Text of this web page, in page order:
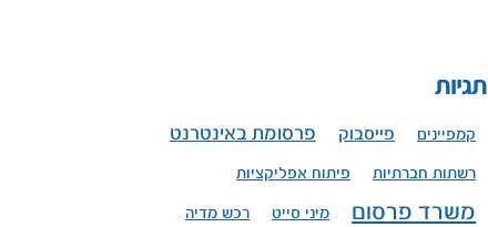
תגיות
קמפיינים פייסבוק פרסומת באינטרנט
רשתות חברתיות פיתוח אפליקציות
משרד פרסום מיני סייט רכש מדיה